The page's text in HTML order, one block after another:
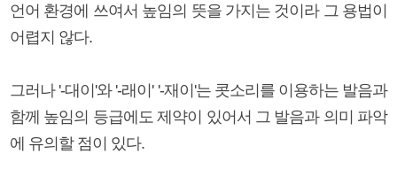
언어 환경에 쓰여서 높임의 뜻을 가지는 것이라 그 용법이
어렵지 않다.
그러나 '-대이'와 '-래이' '-재이'는 콧소리를 이용하는 발음과
함께 높임의 등급에도 제약이 있어서 그 발음과 의미 파악
에 유의할 점이 있다.